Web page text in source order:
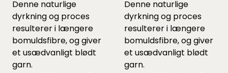
Denne naturlige
dyrkning og proces
resulterer i længere
bomuldsfibre, og giver
et usædvanligt blødt
garn.
Denne naturlige
dyrkning og proces
resulterer i længere
bomuldsfibre, og giver
et usædvanligt blødt
garn.